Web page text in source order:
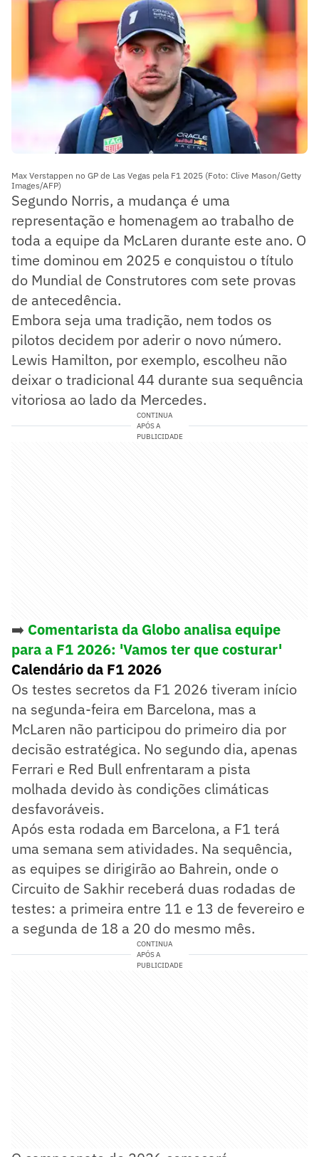
Max Verstappen no GP de Las Vegas pela F1 2025 (Foto: Clive Mason/Getty
Images/AFP)
Segundo Norris, a mudança é uma
representação e homenagem ao trabalho de
toda a equipe da McLaren durante este ano. O
time dominou em 2025 e conquistou o título
do Mundial de Construtores com sete provas
de antecedência.
Embora seja uma tradição, nem todos os
pilotos decidem por aderir o novo número.
Lewis Hamilton, por exemplo, escolheu não
deixar o tradicional 44 durante sua sequência
vitoriosa ao lado da Mercedes.
CONTINUA
APÓS A
PUBLICIDADE
➡️ Comentarista da Globo analisa equipe
para a F1 2026: 'Vamos ter que costurar'
Calendário da F1 2026
Os testes secretos da F1 2026 tiveram início
na segunda-feira em Barcelona, mas a
McLaren não participou do primeiro dia por
decisão estratégica. No segundo dia, apenas
Ferrari e Red Bull enfrentaram a pista
molhada devido às condições climáticas
desfavoráveis.
Após esta rodada em Barcelona, a F1 terá
uma semana sem atividades. Na sequência,
as equipes se dirigirão ao Bahrein, onde o
Circuito de Sakhir receberá duas rodadas de
testes: a primeira entre 11 e 13 de fevereiro e
a segunda de 18 a 20 do mesmo mês.
CONTINUA
APÓS A
PUBLICIDADE